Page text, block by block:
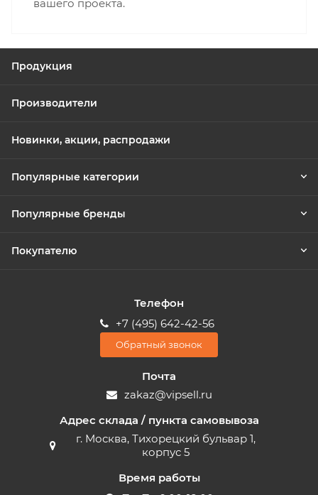
вашего проекта.
Продукция
Производители
Новинки, акции, распродажи
Популярные категории
Популярные бренды
Покупателю
Телефон
+7 (495) 642-42-56
Обратный звонок
Почта
zakaz@vipsell.ru
Адрес склада / пункта самовывоза
г. Москва, Тихорецкий бульвар 1,
корпус 5
Время работы